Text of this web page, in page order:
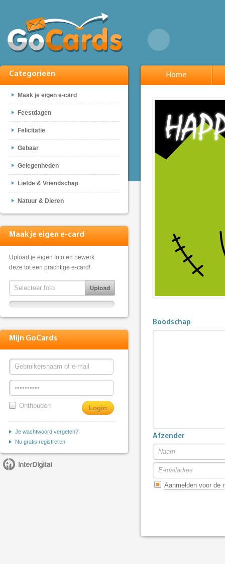
Categorieën
Maak je eigen e-card
Feestdagen
Felicitatie
Gebaar
Gelegenheden
Liefde & Vriendschap
Natuur & Dieren
Maak je eigen e-card
Upload je eigen foto en bewerk
deze tot een prachtige e-card!
Mijn GoCards
Onthouden
Je wachtwoord vergeten?
Nu gratis registreren
Home
Boodschap
Afzender
Aanmelden voor de